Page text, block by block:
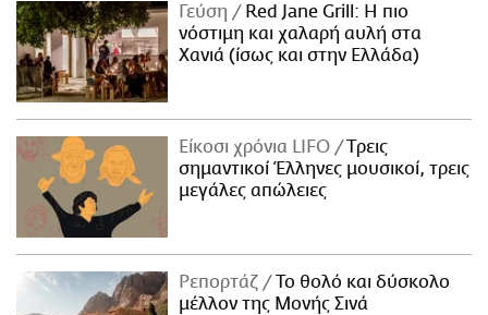
Γεύση
Red Jane Grill: Η πιο
νόστιμη και χαλαρή αυλή στα
Χανιά (ίσως και στην Ελλάδα)
Είκοσι χρόνια LIFO
Tρεις
σημαντικοί Έλληνες μουσικοί, τρεις
μεγάλες απώλειες
Ρεπορτάζ
Το θολό και δύσκολο
μέλλον της Μονής Σινά